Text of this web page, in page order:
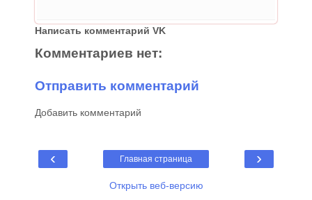
Написать комментарий VK
Комментариев нет:
Отправить комментарий
Добавить комментарий
‹ ›
Главная страница
Открыть веб-версию